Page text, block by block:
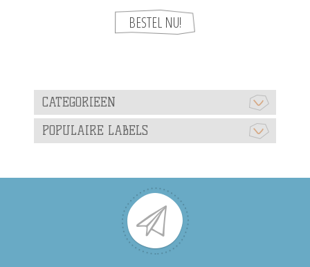
CATEGORIEEN
POPULAIRE LABELS